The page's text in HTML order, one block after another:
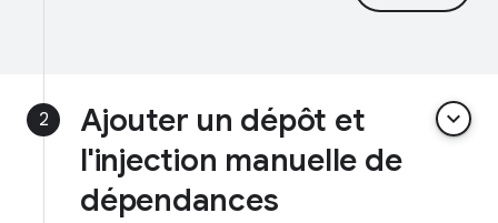
2
Ajouter un dépôt et
l'injection manuelle de
dépendances
keyboard_arrow_down